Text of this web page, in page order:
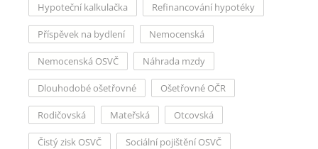
Hypoteční kalkulačka Refinancování hypotéky
Příspěvek na bydlení Nemocenská
Nemocenská OSVČ Náhrada mzdy
Dlouhodobé ošetřovné Ošetřovné OČR
Rodičovská Mateřská Otcovská
Čistý zisk OSVČ Sociální pojištění OSVČ